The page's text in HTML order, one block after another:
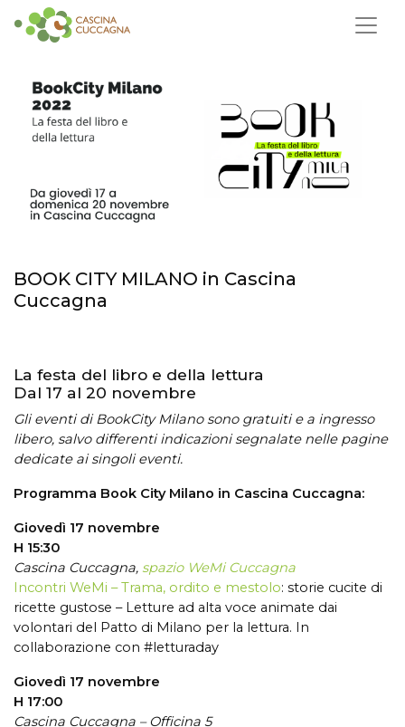
BOOK CITY MILANO in Cascina
Cuccagna
La festa del libro e della lettura
Dal 17 al 20 novembre
Gli eventi di BookCity Milano sono gratuiti e a ingresso
libero, salvo differenti indicazioni segnalate nelle pagine
dedicate ai singoli eventi.
Programma Book City Milano in Cascina Cuccagna:
Giovedì 17 novembre
H 15:30
Cascina Cuccagna, spazio WeMi Cuccagna
Incontri WeMi – Trama, ordito e mestolo: storie cucite di
ricette gustose – Letture ad alta voce animate dai
volontari del Patto di Milano per la lettura. In
collaborazione con #letturaday
Giovedì 17 novembre
H 17:00
Cascina Cuccagna – Officina 5